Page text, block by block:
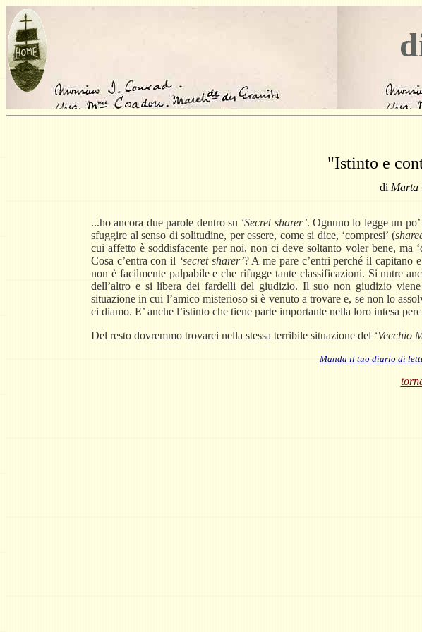
"Istinto e
di Marta
...ho ancora due parole dentro su ‘Secret sharer’. Ognuno lo legge un
sfuggire al senso di solitudine, per essere, come si dice, ‘compresi’ (
cui affetto è soddisfacente per noi, non ci deve soltanto voler bene, ma
Cosa c’entra con il ‘secret sharer’? A me pare c’entri perché il capitano
non è facilmente palpabile e che rifugge tante classificazioni. Si nutre
dell’altro e si libera dei fardelli del giudizio. Il suo non giudizio
situazione in cui l’amico misterioso si è venuto a trovare e, se non lo
ci diamo. E’ anche l’istinto che tiene parte importante nella loro intesa
Del resto dovremmo trovarci nella stessa terribile situazione del ‘Vecchio
Manda il tuo diario di